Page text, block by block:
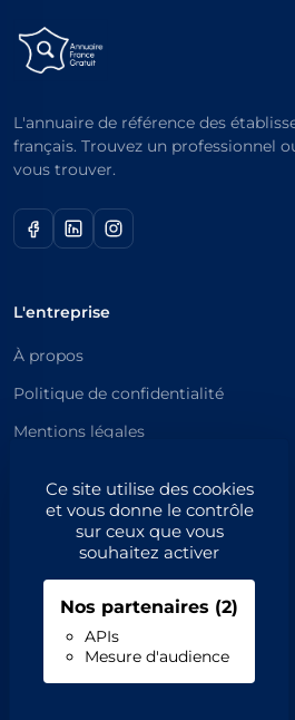
Ce site utilise des cookies
et vous donne le contrôle
sur ceux que vous
souhaitez activer
Nos partenaires (2)
APIs
Mesure d'audience
L'annuaire de référence des
français. Trouvez un professionnel
vous trouver.
L'entreprise
À propos
Politique de confidentialité
Mentions légales
Catégories principales
Catégories
Professionnels
Inscrivez-vous